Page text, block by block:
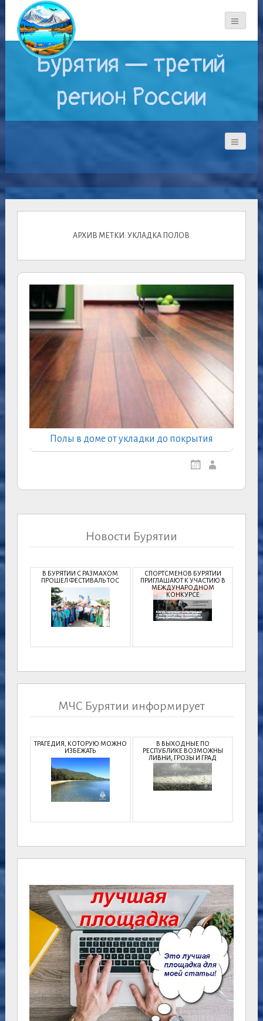
Бурятия — третий
регион России
АРХИВ МЕТКИ: УКЛАДКА ПОЛОВ
Полы в доме от укладки до покрытия
Новости Бурятии
В БУРЯТИИ С РАЗМАХОМ
ПРОШЕЛ ФЕСТИВАЛЬ ТОС
СПОРТСМЕНОВ БУРЯТИИ
ПРИГЛАШАЮТ К УЧАСТИЮ В
МЕЖДУНАРОДНОМ
КОНКУРСЕ
МЧС Бурятии информирует
ТРАГЕДИЯ, КОТОРУЮ МОЖНО
ИЗБЕЖАТЬ
В ВЫХОДНЫЕ ПО
РЕСПУБЛИКЕ ВОЗМОЖНЫ
ЛИВНИ, ГРОЗЫ И ГРАД